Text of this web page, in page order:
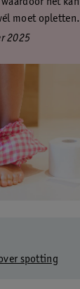
moet opletten.
2025
spotting